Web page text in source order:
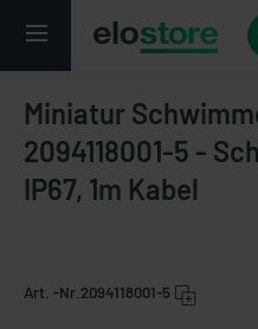
Miniatur
2094118001-5 -
IP67, 1m Kabel
Art. -Nr. 2094118001-5